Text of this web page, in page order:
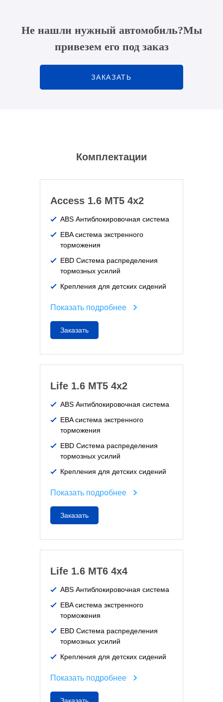
Не нашли нужный автомобиль?Мы
привезем его под заказ
ЗАКАЗАТЬ
Комплектации
Access 1.6 MT5 4x2
ABS Антиблокировочная система
EBA система экстренного
торможения
EBD Система распределения
тормозных усилий
Крепления для детских сидений
Показать подробнее
Заказать
Life 1.6 MT5 4x2
ABS Антиблокировочная система
EBA система экстренного
торможения
EBD Система распределения
тормозных усилий
Крепления для детских сидений
Показать подробнее
Заказать
Life 1.6 MT6 4x4
ABS Антиблокировочная система
EBA система экстренного
торможения
EBD Система распределения
тормозных усилий
Крепления для детских сидений
Показать подробнее